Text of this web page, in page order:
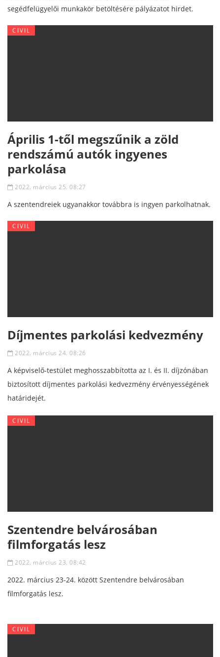
segédfelügyelői munkakör betöltésére pályázatot hirdet.
CIVIL
Április 1-től megszűnik a zöld
rendszámú autók ingyenes
parkolása
2022. március 25. 08:27
A szentendreiek ugyanakkor továbbra is ingyen parkolhatnak.
CIVIL
Díjmentes parkolási kedvezmény
2022. március 24. 08:26
A képviselő-testület meghosszabbította az I. és II. díjzónában
biztosított díjmentes parkolási kedvezmény érvényességének
határidejét.
CIVIL
Szentendre belvárosában
filmforgatás lesz
2022. március 23. 08:42
2022. március 23-24. között Szentendre belvárosában
filmforgatás lesz.
CIVIL